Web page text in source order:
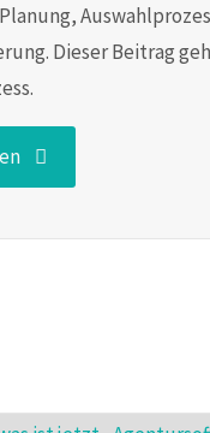
Dieser Beitrag
"Software-